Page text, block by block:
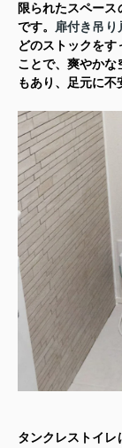
限られたスペー
です。
扉付き吊り
どのストックを
ことで、爽やかな
もあり、足元に不
タンクレストイ